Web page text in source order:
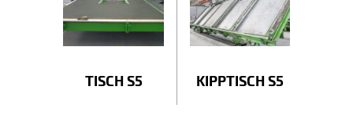
TISCH S5 KIPPTISCH S5